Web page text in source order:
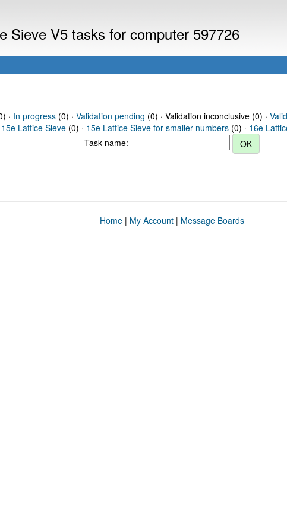
Sieve V5 tasks for computer 597726
· In progress(0) · Validation pending (0) · Validation inconclusive (0) · Valid
15e Lattice Sieve (0) · 15e Lattice Sieve for smaller numbers (0) · 16e
Task name:
Home| My Account| Message Boards